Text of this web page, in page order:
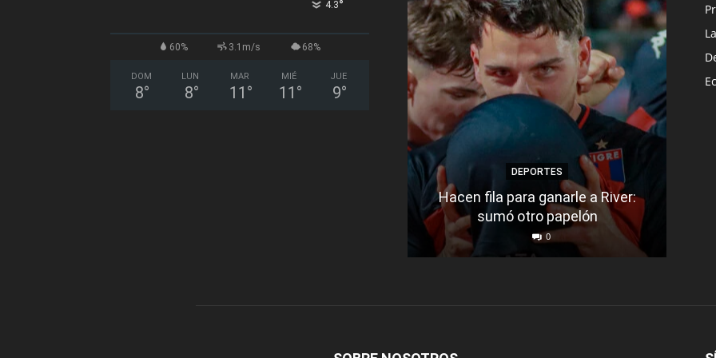
4.3°
60% 3.1m/s 68%
DOM
8°
LUN
8°
MAR
11 °
MIÉ
11 °
JUE
9°
DEPORTES
Hacen fila para ganarle a River:
sumó otro papelón
0